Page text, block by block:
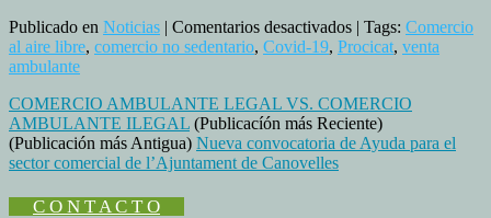
Publicado en Noticias | Comentarios desactivadosen
BUENAS
EL
COMERCIO
NO
| Tags: Comercio
al aire libre, comercio no sedentario, Covid-19, Procicat, venta
ambulante
COMERCIO AMBULANTE LEGAL VS. COMERCIO
AMBULANTE ILEGAL (Publicacíón más Reciente)
(Publicación más Antigua) Nueva convocatoria de Ayuda para el
sector comercial de l’Ajuntament de Canovelles
C O N T A C T O